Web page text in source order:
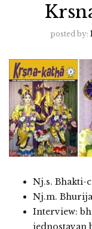
posted by:
Nj.s. Bhakti-
Nj.m.
Interview:
jednostavan